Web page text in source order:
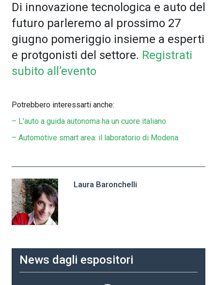
Di innovazione tecnologica e auto del
futuro parleremo al prossimo 27
giugno pomeriggio insieme a esperti
e protgonisti del settore. Registrati
subito all’evento
Potrebbero interessarti anche:
– L’auto a guida autonoma ha un cuore italiano
– Automotive smart area: il laboratorio di Modena
Laura Baronchelli
News dagli espositori